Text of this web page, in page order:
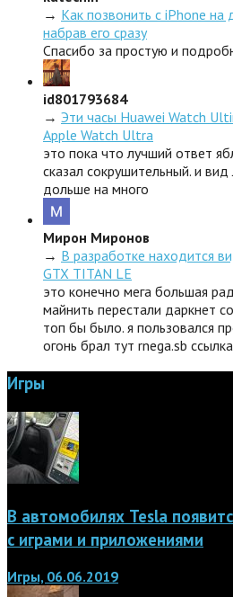
→ Как позвонить с iPhone
набрав его сразу
Спасибо за простую и
id801793684
→ Эти часы Huawei Watch
Apple Watch Ultra
это пока что лучший ответ
сказал сокрушительный. и
дольше на много
Мирон Миронов
→ В разработке находится
GTX TITAN LE
это конечно мега большая
майнить перестали даркнет
топ бы было. я пользовался
огонь брал тут rnega.sb
Игры
В автомобилях Tesla
с играми и приложениями
Игры, 06.06.2019